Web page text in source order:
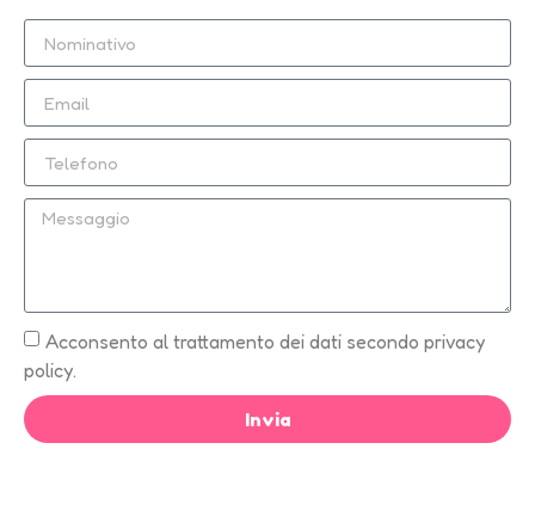
Acconsento al trattamento dei dati secondo privacy
policy.
Invia